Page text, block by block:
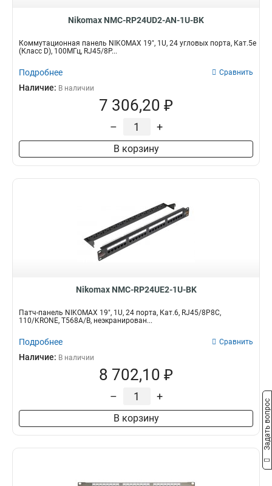
Nikomax NMC-RP24UD2-AN-1U-BK
Коммутационная панель NIKOMAX 19", 1U, 24 угловых порта, Кат.5e
(Класс D), 100МГц, RJ45/8P...
Подробнее Сравнить
Наличие: В наличии
7 306,20 ₽
– +
В корзину
Nikomax NMC-RP24UE2-1U-BK
Патч-панель NIKOMAX 19", 1U, 24 порта, Кат.6, RJ45/8P8C,
110/KRONE, T568A/B, неэкранирован...
Подробнее Сравнить
Наличие: В наличии
8 702,10 ₽
– +
В корзину Задать вопрос